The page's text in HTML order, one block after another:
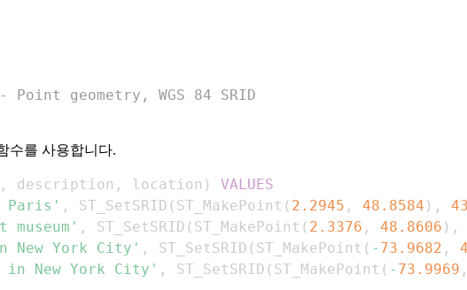
Point geometry, WGS 84 SRID
수를 사용합니다.
, description , location )
VALUES
Paris' , ST_SetSRID ( ST_MakePoint ( 2.2945 , 48.8584 ) ,
museum' , ST_SetSRID ( ST_MakePoint ( 2.3376 , 48.8606 ) ,
New York City' , ST_SetSRID ( ST_MakePoint ( - 73.9682 ,
New York City' , ST_SetSRID ( ST_MakePoint ( - 73.9969 ,